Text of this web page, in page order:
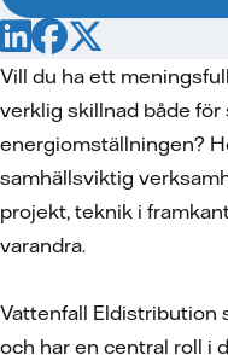
Vill du ha ett
verklig skillnad både för
energiomställningen?
samhällsviktig
projekt, teknik i
varandra.
Vattenfall Eldistribution
och har en central roll i